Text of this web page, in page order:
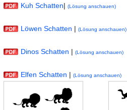
Kuh Schatten|(Lösung anschauen)
Löwen Schatten |(Lösung anschauen)
Dinos Schatten |(Lösung anschauen)
Elfen Schatten |(Lösung anschauen)